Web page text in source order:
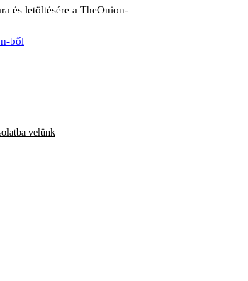
és letöltésére a TheOnion-
ből
velünk